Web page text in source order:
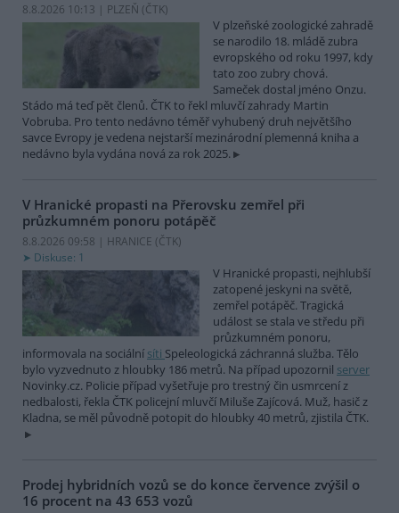
8.8.2026 10:13 | PLZEŇ (ČTK)
V plzeňské zoologické zahradě
se narodilo 18. mládě zubra
evropského od roku 1997, kdy
tato zoo zubry chová.
Sameček dostal jméno Onzu.
Stádo má teď pět členů. ČTK to řekl mluvčí zahrady Martin
Vobruba. Pro tento nedávno téměř vyhubený druh největšího
savce Evropy je vedena nejstarší mezinárodní plemenná kniha a
nedávno byla vydána nová za rok 2025.
V Hranické propasti na Přerovsku zemřel při
průzkumném ponoru potápěč
8.8.2026 09:58 | HRANICE (ČTK)
Diskuse: 1
V Hranické propasti, nejhlubší
zatopené jeskyni na světě,
zemřel potápěč. Tragická
událost se stala ve středu při
průzkumném ponoru,
informovala na sociální síti Speleologická záchranná služba. Tělo
bylo vyzvednuto z hloubky 186 metrů. Na případ upozornil server
Novinky.cz. Policie případ vyšetřuje pro trestný čin usmrcení z
nedbalosti, řekla ČTK policejní mluvčí Miluše Zajícová. Muž, hasič z
Kladna, se měl původně potopit do hloubky 40 metrů, zjistila ČTK.
Prodej hybridních vozů se do konce července zvýšil o
16 procent na 43 653 vozů